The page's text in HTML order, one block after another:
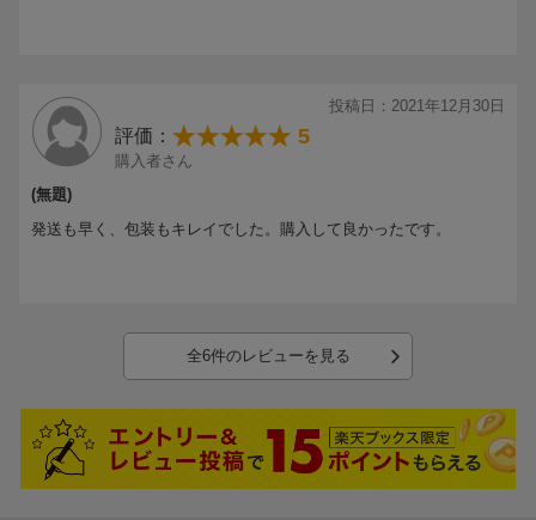
投稿日：2021年12月30日
評価： 5
購入者さん
(無題)
発送も早く、包装もキレイでした。購入して良かったです。
全6件のレビューを見る